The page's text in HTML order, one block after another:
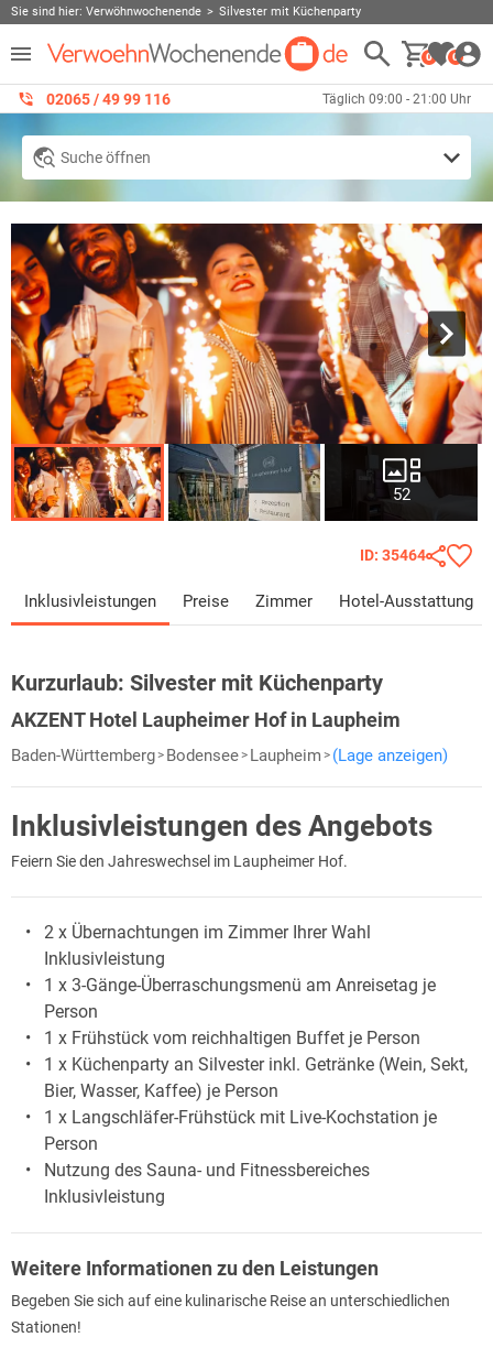
Sie sind hier: Verwöhnwochenende Silvester mit Küchenparty
0 0
02065 / 49 ‌99 116 Täglich 09:00 - 21:00 Uhr
Suche öffnen
52
ID: 35464
Inklusivleistungen Preise Zimmer Hotel-Ausstattung
Kurzurlaub: Silvester mit Küchenparty
AKZENT Hotel Laupheimer Hof in Laupheim
Baden-Württemberg Bodensee Laupheim (Lage anzeigen)
Inklusivleistungen des Angebots
Feiern Sie den Jahreswechsel im Laupheimer Hof.
2 x Übernachtungen im Zimmer Ihrer Wahl
Inklusivleistung
1 x 3-Gänge-Überraschungsmenü am Anreisetag je
Person
1 x Frühstück vom reichhaltigen Buffet je Person
1 x Küchenparty an Silvester inkl. Getränke (Wein, Sekt,
Bier, Wasser, Kaffee) je Person
1 x Langschläfer-Frühstück mit Live-Kochstation je
Person
Nutzung des Sauna- und Fitnessbereiches
Inklusivleistung
Weitere Informationen zu den Leistungen
Begeben Sie sich auf eine kulinarische Reise an unterschiedlichen
Stationen!